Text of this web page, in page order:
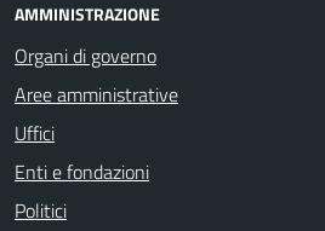
AMMINISTRAZIONE
Organi di governo
Aree amministrative
Uffici
Enti e fondazioni
Politici